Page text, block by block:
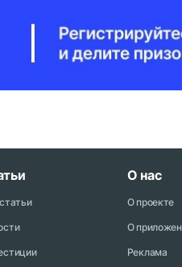
О нас
О проекте
О
Реклама